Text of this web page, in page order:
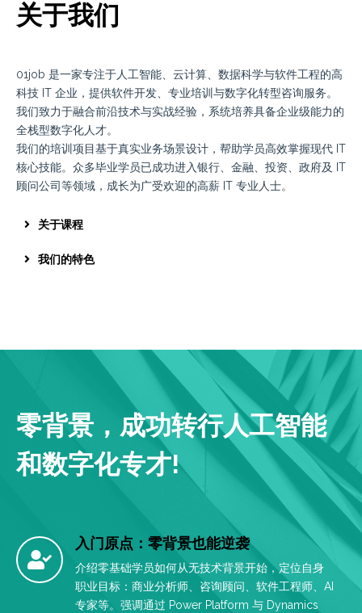
关于我们
01job 是一家专注于人工智能、云计算、数据科学与软件工程的高
科技 IT 企业，提供软件开发、专业培训与数字化转型咨询服务。
我们致力于融合前沿技术与实战经验，系统培养具备企业级能力的
全栈型数字化人才。
我们的培训项目基于真实业务场景设计，帮助学员高效掌握现代 IT
核心技能。众多毕业学员已成功进入银行、金融、投资、政府及 IT
顾问公司等领域，成长为广受欢迎的高薪 IT 专业人士。
关于课程
我们的特色
零背景，成功转行人工智能
和数字化专才!
入门原点：零背景也能逆袭
介绍零基础学员如何从无技术背景开始，定位自身
职业目标：商业分析师、咨询顾问、软件工程师、AI
专家等。强调通过 Power Platform 与 Dynamics